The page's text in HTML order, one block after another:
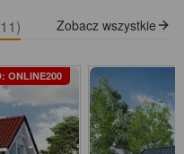
Zobacz wszystkie
ONLINE200